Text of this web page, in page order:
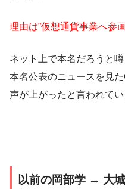
理由は”仮想通貨事業へ参
ネット上で本名だろうと
本名公表のニュースを見
声が上がったと言われてい
以前の岡部学 → 大